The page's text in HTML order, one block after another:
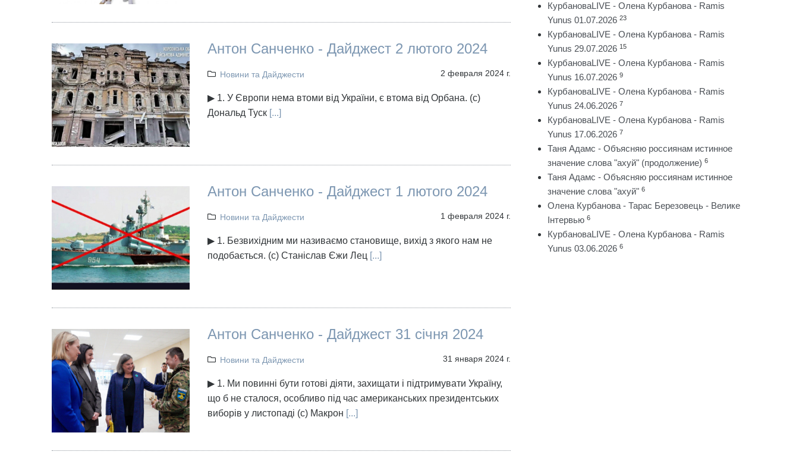
Антон Санченко - Дайджест 2 лютого 2024
Новини та Дайджести 2 февраля 2024 г.
▶ 1. У Європи нема втоми від України, є втома від Орбана. (с)
Дональд Туск[...]
Антон Санченко - Дайджест 1 лютого 2024
Новини та Дайджести 1 февраля 2024 г.
▶ 1. Безвихідним ми називаємо становище, вихід з якого нам не
подобається. (с) Станіслав Єжи Лец [...]
Антон Санченко - Дайджест 31 січня 2024
Новини та Дайджести 31 января 2024 г.
▶ 1. Ми повинні бути готові діяти, захищати і підтримувати Україну,
що б не сталося, особливо під час американських президентських
виборів у листопаді (с) Макрон [...]
КурбановаLIVE - Олена Курбанова - Ramis
Yunus 01.07.2026 23
КурбановаLIVE - Олена Курбанова - Ramis
Yunus 29.07.2026 15
КурбановаLIVE - Олена Курбанова - Ramis
Yunus 16.07.2026 9
КурбановаLIVE - Олена Курбанова - Ramis
Yunus 24.06.2026 7
КурбановаLIVE - Олена Курбанова - Ramis
Yunus 17.06.2026 7
Таня Адамс - Объясняю россиянам истинное
значение слова "ахуй" (продолжение) 6
Таня Адамс - Объясняю россиянам истинное
значение слова "ахуй" 6
Олена Курбанова - Тарас Березовець - Велике
Інтервью 6
КурбановаLIVE - Олена Курбанова - Ramis
Yunus 03.06.2026 6